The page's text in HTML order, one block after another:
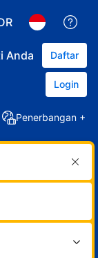
Anda Daftar
Login
Penerbangan +